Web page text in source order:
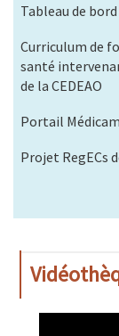
Tableau de bord
Curriculum de
santé
de la CEDEAO
Portail
Projet RegECs